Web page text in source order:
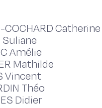
COCHARD Catherine
Suliane
Amélie
Mathilde
Vincent
Théo
Didier